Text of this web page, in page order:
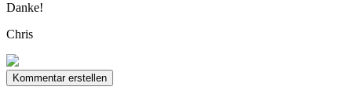
Danke!
Chris
Kommentar erstellen